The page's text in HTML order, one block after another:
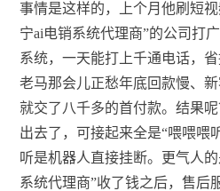
事情是这样的，上个月他刷短
宁ai电销系统代理商”的公司打
系统，一天能打上千通电话，
老马那会儿正愁年底回款慢、
就交了八千多的首付款。结果
出去了，可接起来全是“喂喂喂
听是机器人直接挂断。更气人
系统代理商”收了钱之后，售后